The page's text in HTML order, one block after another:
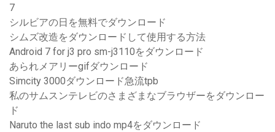
7
シルビアの日を無料でダウンロード
シムズ改造をダウンロードして使用する方法
Android 7 for j3 pro sm-j3110をダウンロード
あられメアリーgifダウンロード
Simcity 3000ダウンロード急流tpb
私のサムスンテレビのさまざまなブラウザーをダウンロー
ド
Naruto the last sub indo mp4をダウンロード